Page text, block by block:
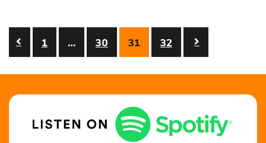
Innleggnavigasjon
1 … 30 31 32